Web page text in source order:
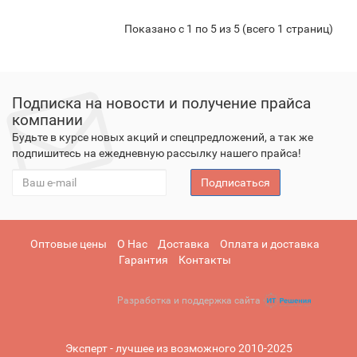
Показано с 1 по 5 из 5 (всего 1 страниц)
Подписка на новости и получение прайса
компании
Будьте в курсе новых акций и спецпредложений, а так же
подпишитесь на ежедневную рассылку нашего прайса!
Подписаться
Оптовые цены О Нас Доставка
Оплата и доставка
Гарантия
Контакты
Разработка и поддержка сайта
Эксперт - лучшее из возможного 2010-2025